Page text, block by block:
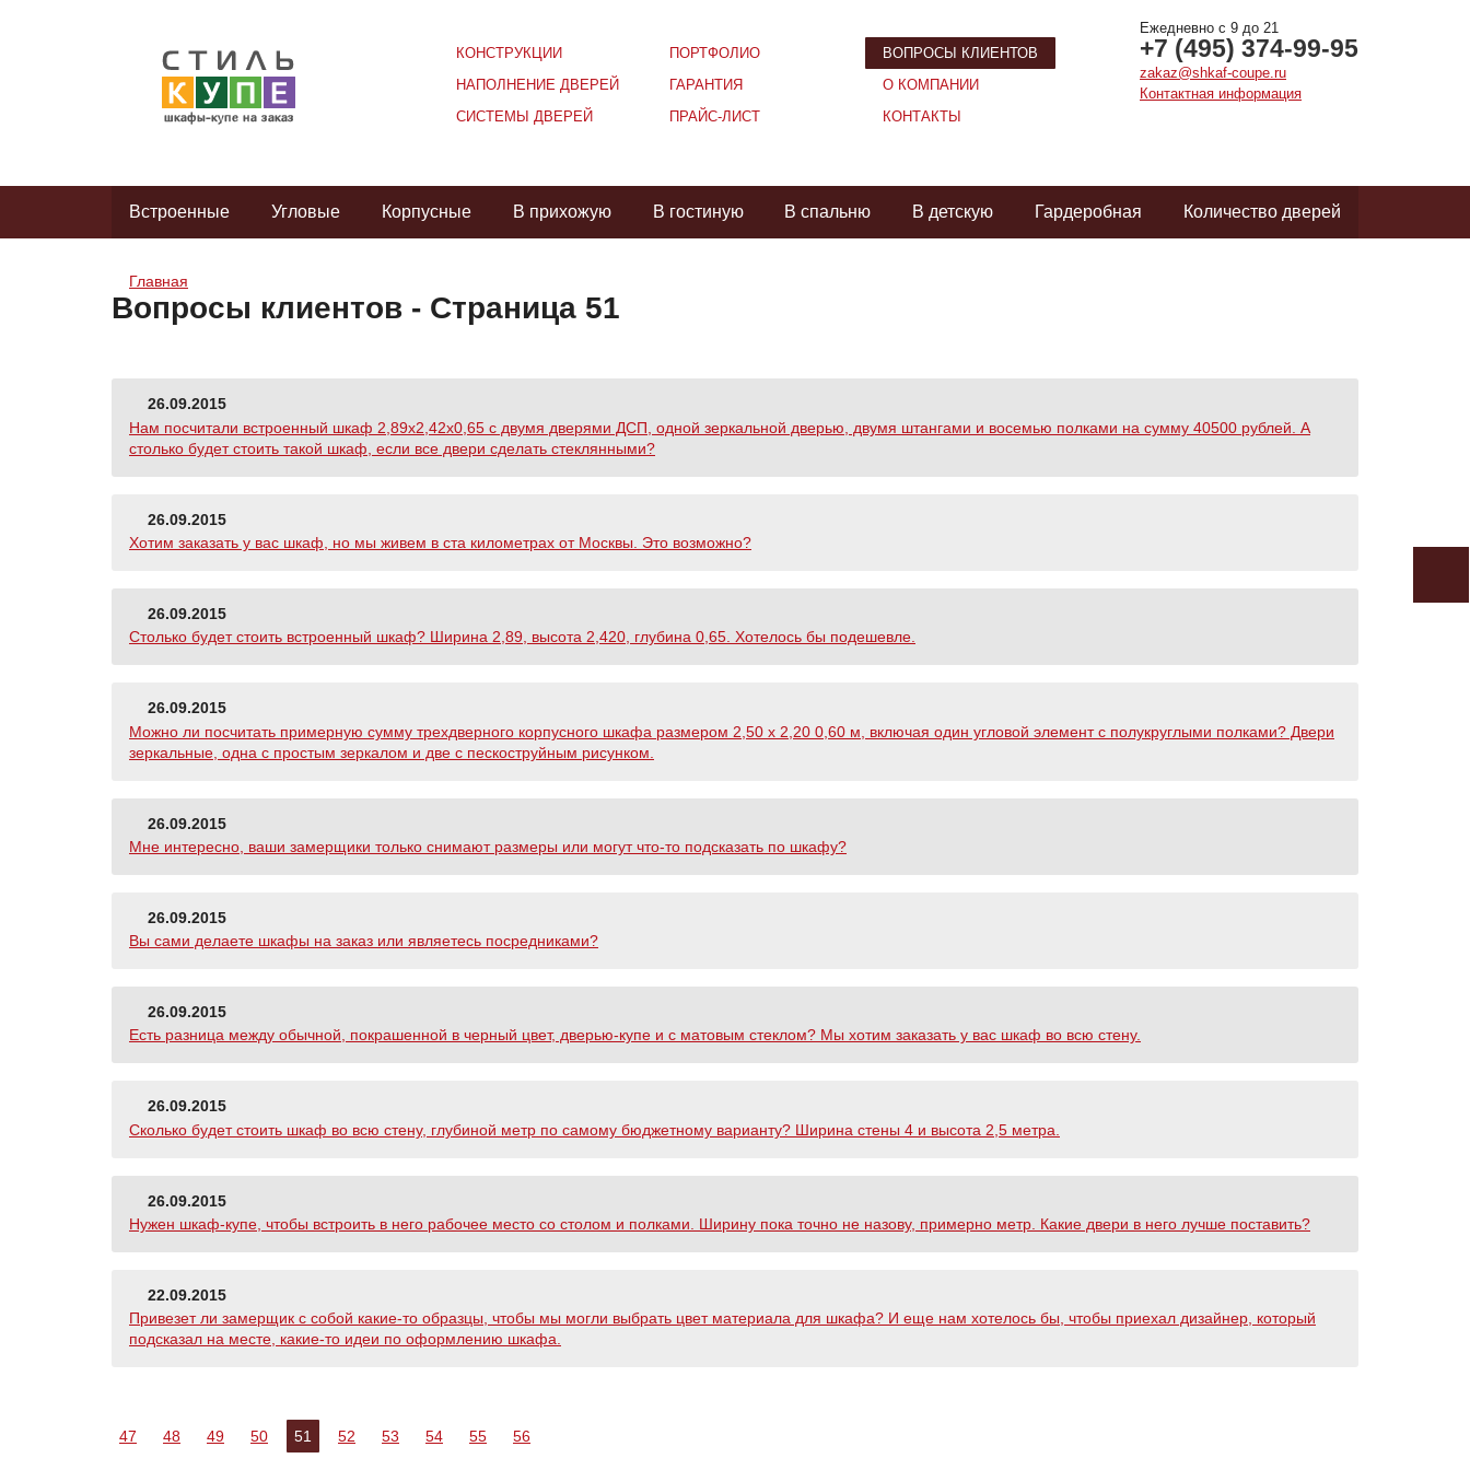
Ежедневно с 9 до 21
+7 (495) 374-99-95
zakaz@shkaf-coupe.ru
Контактная информация
КОНСТРУКЦИИ
НАПОЛНЕНИЕ ДВЕРЕЙ
СИСТЕМЫ ДВЕРЕЙ
ПОРТФОЛИО
ГАРАНТИЯ
ПРАЙС-ЛИСТ
ВОПРОСЫ КЛИЕНТОВ
О КОМПАНИИ
КОНТАКТЫ
Встроенные Угловые Корпусные В прихожую В гостиную В спальню В детскую Гардеробная Количество дверей
Главная
Вопросы клиентов - Страница 51
26.09.2015
Нам посчитали встроенный шкаф 2,89х2,42х0,65 с двумя дверями ДСП, одной зеркальной дверью, двумя штангами и восемью полками на сумму 40500 рублей. А
столько будет стоить такой шкаф, если все двери сделать стеклянными?
26.09.2015
Хотим заказать у вас шкаф, но мы живем в ста километрах от Москвы. Это возможно?
26.09.2015
Столько будет стоить встроенный шкаф? Ширина 2,89, высота 2,420, глубина 0,65. Хотелось бы подешевле.
26.09.2015
Можно ли посчитать примерную сумму трехдверного корпусного шкафа размером 2,50 х 2,20 0,60 м, включая один угловой элемент с полукруглыми полками? Двери
зеркальные, одна с простым зеркалом и две с пескоструйным рисунком.
26.09.2015
Мне интересно, ваши замерщики только снимают размеры или могут что-то подсказать по шкафу?
26.09.2015
Вы сами делаете шкафы на заказ или являетесь посредниками?
26.09.2015
Есть разница между обычной, покрашенной в черный цвет, дверью-купе и с матовым стеклом? Мы хотим заказать у вас шкаф во всю стену.
26.09.2015
Сколько будет стоить шкаф во всю стену, глубиной метр по самому бюджетному варианту? Ширина стены 4 и высота 2,5 метра.
26.09.2015
Нужен шкаф-купе, чтобы встроить в него рабочее место со столом и полками. Ширину пока точно не назову, примерно метр. Какие двери в него лучше поставить?
22.09.2015
Привезет ли замерщик с собой какие-то образцы, чтобы мы могли выбрать цвет материала для шкафа? И еще нам хотелось бы, чтобы приехал дизайнер, который
подсказал на месте, какие-то идеи по оформлению шкафа.
47 48 49 50 51 52 53 54 55 56